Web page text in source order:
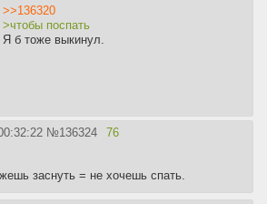
>>136320
>чтобы поспать
Я б тоже выкинул.
№136324 76
заснуть = не хочешь спать.